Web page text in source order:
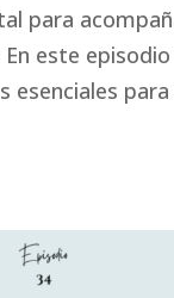
para
En este
esenciales